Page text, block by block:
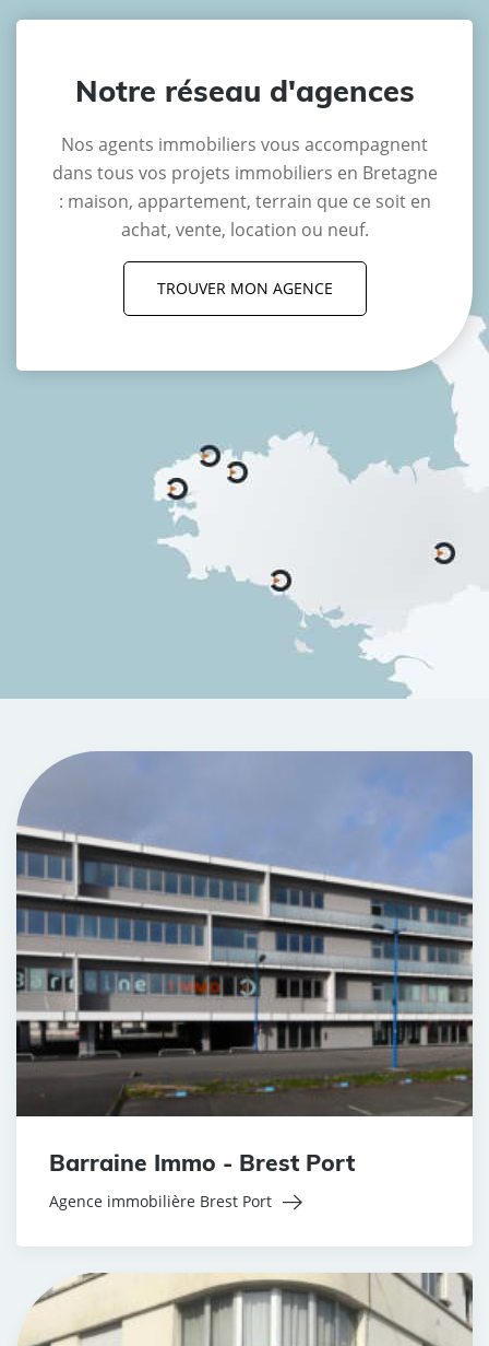
Notre réseau d'agences
Nos agents immobiliers vous accompagnent
dans tous vos projets immobiliers en Bretagne
: maison, appartement, terrain que ce soit en
achat, vente, location ou neuf.
TROUVER MON AGENCE
Barraine Immo - Brest Port
Agence immobilière Brest Port